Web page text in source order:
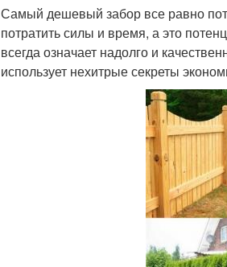
Самый дешевый забор все равно
потратить силы и время, а это
всегда означает надолго и
использует нехитрые секреты